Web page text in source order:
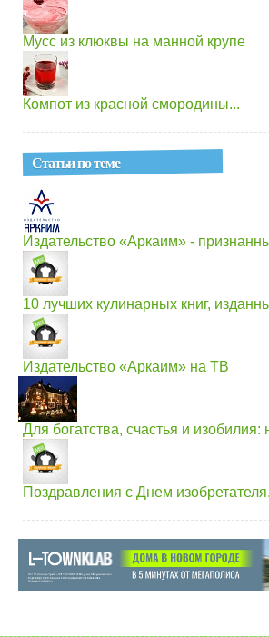
Мусс из клюквы на манной крупе
Компот из красной смородины...
Статьи по теме
Издательство «Аркаим» -
10 лучших кулинарных книг,
Издательство «Аркаим» на ТВ
Для богатства, счастья и изобилия:
Поздравления с Днем